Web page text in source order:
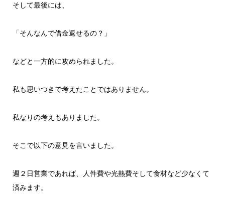
そして最後には、
「そんなんで借金返せるの？」
などと一方的に攻められました。
私も思いつきで考えたことではありません。
私なりの考えもありました。
そこで以下の意見を言いました。
週２日営業であれば、人件費や光熱費そして食材など少なくて
済みます。